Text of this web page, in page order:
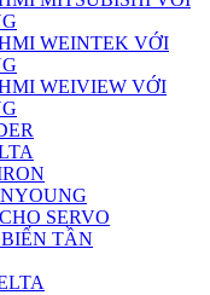
WEINTEK VỚI
WEIVIEW VỚI
SERVO
TẦN